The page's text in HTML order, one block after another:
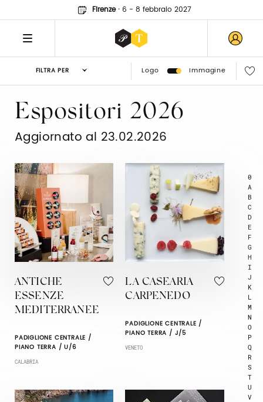
Firenze· 6 - 8 febbraio 2027
FILTRA PER Logo Immagine
0
A
B
C
D
E
F
G
H
I
J
K
L
M
N
O
P
Q
R
S
T
U
V
Espositori 2026
Aggiornato al 23.02.2026
ANTICHE
ESSENZE
MEDITERRANEE
PADIGLIONE CENTRALE /
PIANO TERRA / U/6
CALABRIA
LA CASEARIA
CARPENEDO
PADIGLIONE CENTRALE /
PIANO TERRA / J/5
VENETO